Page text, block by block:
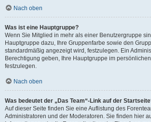
Nach oben
Was ist eine Hauptgruppe?
Wenn Sie Mitglied in mehr als einer Benutzergruppe
Hauptgruppe dazu, Ihre Gruppenfarbe sowie den
standardmäßig angezeigt wird, festzulegen. Ein
Berechtigung geben, Ihre Hauptgruppe im
festzulegen.
Nach oben
Was bedeutet der „Das Team“-Link auf der
Auf dieser Seite finden Sie eine Auflistung des
Administratoren und der Moderatoren. Sie finden hier